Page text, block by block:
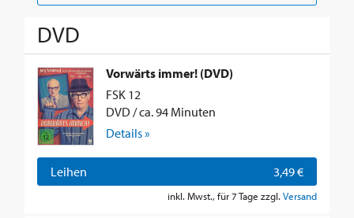
DVD
Vorwärts immer! (DVD)
FSK 12
DVD / ca. 94 Minuten
Details »
Leihen 3,49 €
inkl. Mwst., für 7 Tage zzgl. Versand